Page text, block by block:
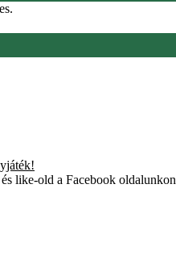
like-old a Facebook